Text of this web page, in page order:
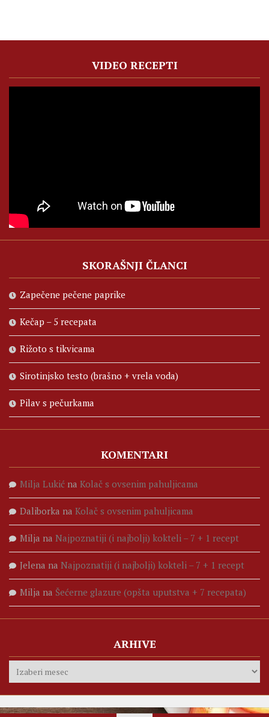
VIDEO RECEPTI
SKORAŠNJI ČLANCI
Zapečene pečene paprike
Kečap – 5 recepata
Rižoto s tikvicama
Sirotinjsko testo (brašno + vrela voda)
Pilav s pečurkama
KOMENTARI
Milja Lukić na Kolač s ovsenim pahuljicama
Daliborka na Kolač s ovsenim pahuljicama
Milja na Najpoznatiji (i najbolji) kokteli – 7 + 1 recept
Jelena na Najpoznatiji (i najbolji) kokteli – 7 + 1 recept
Milja na Šećerne glazure (opšta uputstva + 7 recepata)
ARHIVE
Arhive